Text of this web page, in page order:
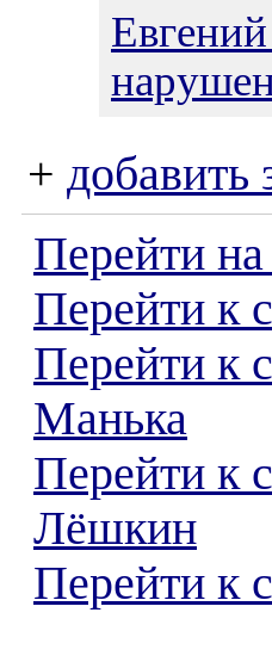
+ добавить
Перейти
Перейти к
Перейти к
Манька
Перейти к
Лёшкин
Перейти к